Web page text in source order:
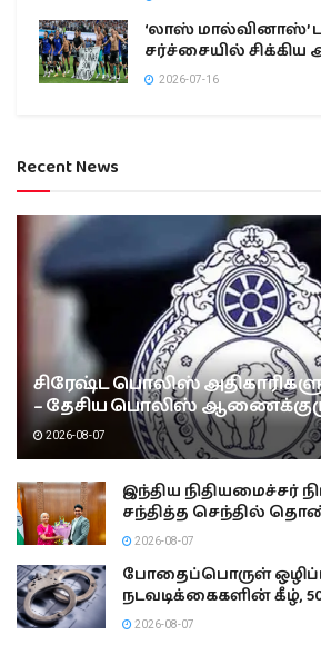
‘லாஸ் மால்வினாஸ்’
சர்ச்சையில்
2026-07-16
Recent News
சிரேஷ்ட பொலிஸ்
– தேசிய பொலிஸ்
2026-08-07
இந்திய நிதியமைச்சர்
சந்தித்த செந்தில்
2026-08-07
போதைப்பொருள்
நடவடிக்கைகளின் கீழ்,
2026-08-07